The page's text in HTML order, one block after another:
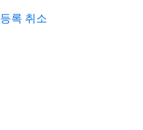
록 취소